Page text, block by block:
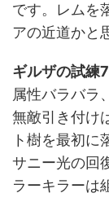
です。レムを
アの近道かと
ギルザの試練
属性バラバラ
無敵引き付け
ト樹を最初に
サニー光の回
ラーキラーは